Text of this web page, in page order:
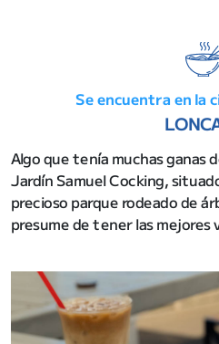
Se encuentra en la
Algo que tenía muchas ganas
Jardín Samuel Cocking,
precioso parque rodeado de
presume de tener las mejores